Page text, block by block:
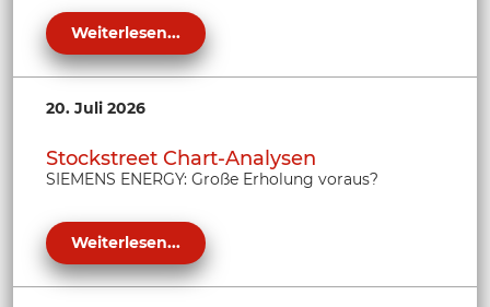
Weiterlesen...
20. Juli 2026
Stockstreet Chart-Analysen
SIEMENS ENERGY: Große Erholung voraus?
Weiterlesen...